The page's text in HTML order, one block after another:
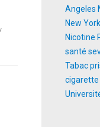
Angeles
New York
Nicotine
santé
Tabac
cigarette